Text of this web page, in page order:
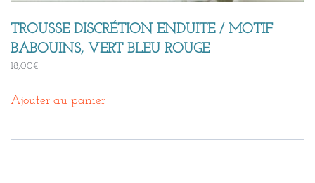
TROUSSE DISCRÉTION ENDUITE / MOTIF
BABOUINS, VERT BLEU ROUGE
18,00€
Ajouter au panier